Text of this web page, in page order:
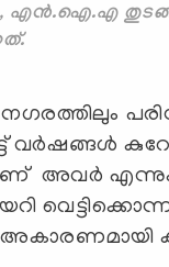
എന്‍.ഐ.എ
വര്‍ഷങ്ങള്‍
അവര്‍ എന്നും